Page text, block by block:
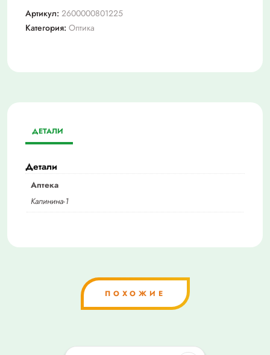
Артикул: 2600000801225
Категория: Оптика
ДЕТАЛИ
Детали
Аптека
Калинина-1
ПОХОЖИЕ